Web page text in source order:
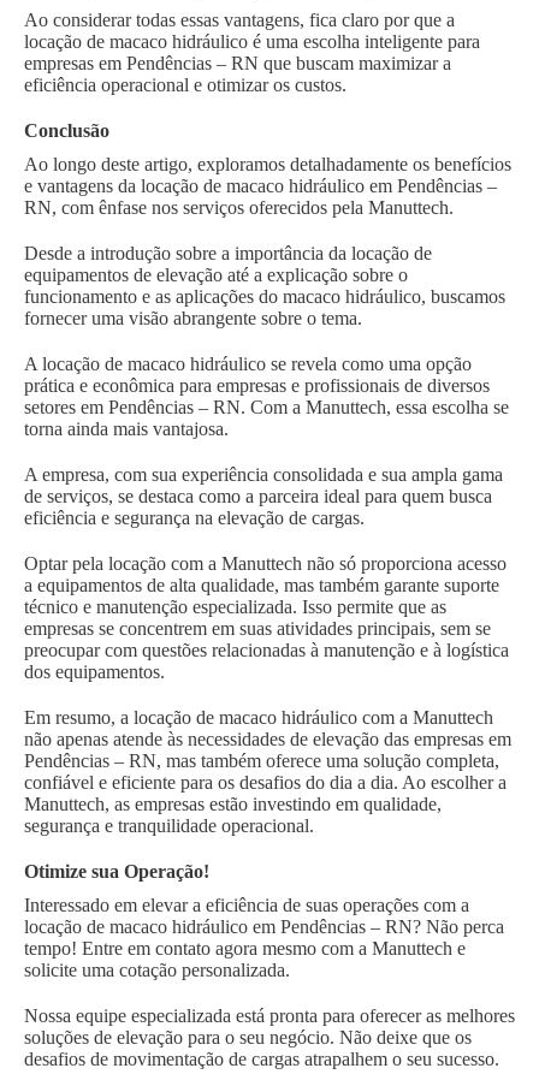
Ao considerar todas essas vantagens, fica claro por que a
locação de macaco hidráulico é uma escolha inteligente para
empresas em Pendências – RN que buscam maximizar a
eficiência operacional e otimizar os custos.
Conclusão
Ao longo deste artigo, exploramos detalhadamente os benefícios
e vantagens da locação de macaco hidráulico em Pendências –
RN, com ênfase nos serviços oferecidos pela Manuttech.
Desde a introdução sobre a importância da locação de
equipamentos de elevação até a explicação sobre o
funcionamento e as aplicações do macaco hidráulico, buscamos
fornecer uma visão abrangente sobre o tema.
A locação de macaco hidráulico se revela como uma opção
prática e econômica para empresas e profissionais de diversos
setores em Pendências – RN. Com a Manuttech, essa escolha se
torna ainda mais vantajosa.
A empresa, com sua experiência consolidada e sua ampla gama
de serviços, se destaca como a parceira ideal para quem busca
eficiência e segurança na elevação de cargas.
Optar pela locação com a Manuttech não só proporciona acesso
a equipamentos de alta qualidade, mas também garante suporte
técnico e manutenção especializada. Isso permite que as
empresas se concentrem em suas atividades principais, sem se
preocupar com questões relacionadas à manutenção e à logística
dos equipamentos.
Em resumo, a locação de macaco hidráulico com a Manuttech
não apenas atende às necessidades de elevação das empresas em
Pendências – RN, mas também oferece uma solução completa,
confiável e eficiente para os desafios do dia a dia. Ao escolher a
Manuttech, as empresas estão investindo em qualidade,
segurança e tranquilidade operacional.
Otimize sua Operação!
Interessado em elevar a eficiência de suas operações com a
locação de macaco hidráulico em Pendências – RN? Não perca
tempo! Entre em contato agora mesmo com a Manuttech e
solicite uma cotação personalizada.
Nossa equipe especializada está pronta para oferecer as melhores
soluções de elevação para o seu negócio. Não deixe que os
desafios de movimentação de cargas atrapalhem o seu sucesso.